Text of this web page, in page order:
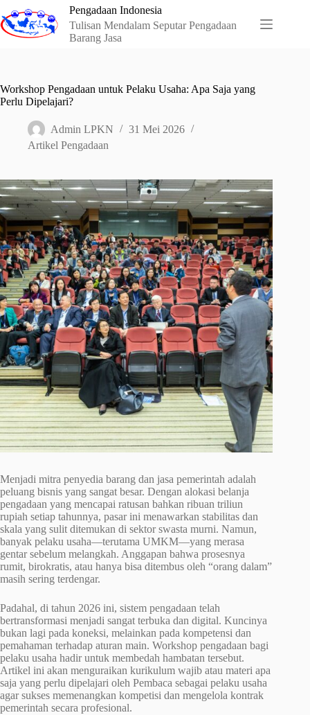
to
content
Pengadaan Indonesia
Tulisan Mendalam Seputar Pengadaan
Barang Jasa
Workshop Pengadaan untuk Pelaku Usaha: Apa Saja yang
Perlu Dipelajari?
Admin LPKN
31 Mei 2026
Artikel Pengadaan
Menjadi mitra penyedia barang dan jasa pemerintah adalah
peluang bisnis yang sangat besar. Dengan alokasi belanja
pengadaan yang mencapai ratusan bahkan ribuan triliun
rupiah setiap tahunnya, pasar ini menawarkan stabilitas dan
skala yang sulit ditemukan di sektor swasta murni. Namun,
banyak pelaku usaha—terutama UMKM—yang merasa
gentar sebelum melangkah. Anggapan bahwa prosesnya
rumit, birokratis, atau hanya bisa ditembus oleh “orang dalam”
masih sering terdengar.
Padahal, di tahun 2026 ini, sistem pengadaan telah
bertransformasi menjadi sangat terbuka dan digital. Kuncinya
bukan lagi pada koneksi, melainkan pada kompetensi dan
pemahaman terhadap aturan main. Workshop pengadaan bagi
pelaku usaha hadir untuk membedah hambatan tersebut.
Artikel ini akan menguraikan kurikulum wajib atau materi apa
saja yang perlu dipelajari oleh Pembaca sebagai pelaku usaha
agar sukses memenangkan kompetisi dan mengelola kontrak
pemerintah secara profesional.